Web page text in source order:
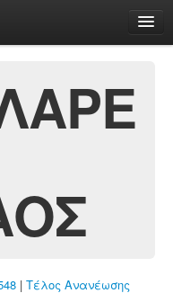
| Τέλος Ανανέωσης